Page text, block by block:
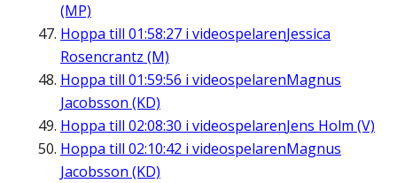
(MP)
Hoppa till 01:58:27 i videospelarenJessica
Rosencrantz (M)
Hoppa till 01:59:56 i videospelarenMagnus
Jacobsson (KD)
Hoppa till 02:08:30 i videospelarenJens Holm (V)
Hoppa till 02:10:42 i videospelarenMagnus
Jacobsson (KD)